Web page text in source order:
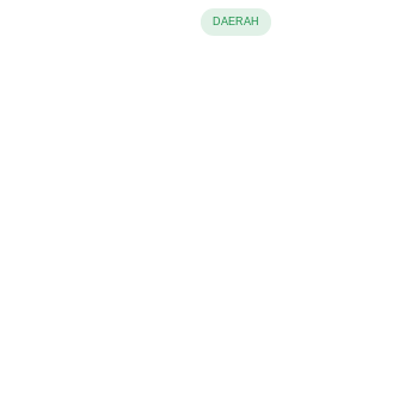
Rp2,1 Juta
DAERAH